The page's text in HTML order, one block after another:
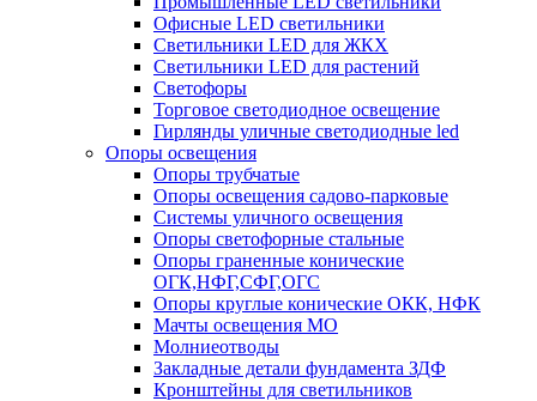
Офисные LED светильники
Cветильники LED для ЖКХ
Светильники LED для растений
Светофоры
Торговое светодиодное освещение
Гирлянды уличные светодиодные led
Опоры освещения
Опоры трубчатые
Опоры освещения садово-парковые
Системы уличного освещения
Опоры светофорные стальные
Опоры граненные конические
ОГК,НФГ,СФГ,ОГС
Опоры круглые конические ОКК, НФК
Мачты освещения МО
Молниеотводы
Закладные детали фундамента ЗДФ
Кронштейны для светильников